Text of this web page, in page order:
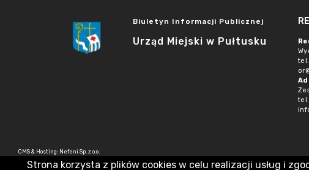
Biuletyn Informacji Publicznej
Urząd Miejski w Pułtusku
CMS & Hosting: Nefeni Sp. z o.o.
Strona korzysta z plików cookies w celu realizacji usług i